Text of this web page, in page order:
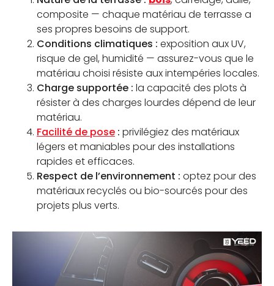
composite — chaque matériau de terrasse a
ses propres besoins de support.
Conditions climatiques : exposition aux UV,
risque de gel, humidité — assurez-vous que le
matériau choisi résiste aux intempéries locales.
Charge supportée : la capacité des plots à
résister à des charges lourdes dépend de leur
matériau.
Facilité de pose : privilégiez des matériaux
légers et maniables pour des installations
rapides et efficaces.
Respect de l’environnement : optez pour des
matériaux recyclés ou bio-sourcés pour des
projets plus verts.